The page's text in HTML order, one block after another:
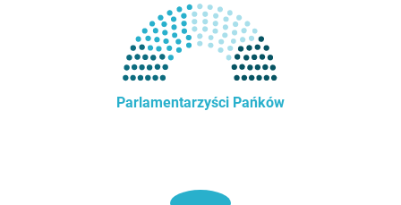
Parlamentarzyści Pańków